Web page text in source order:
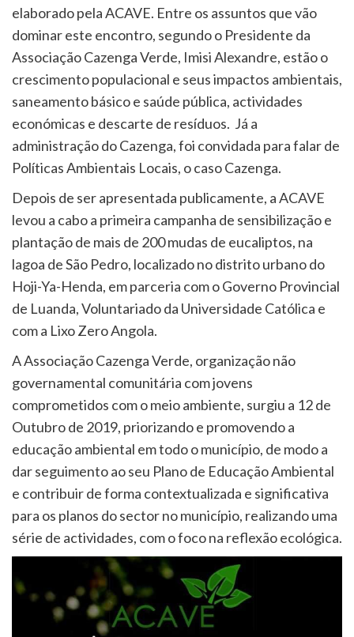
elaborado pela ACAVE. Entre os assuntos que vão
dominar este encontro, segundo o Presidente da
Associação Cazenga Verde, Imisi Alexandre, estão o
crescimento populacional e seus impactos ambientais,
saneamento básico e saúde pública, actividades
económicas e descarte de resíduos. Já a
administração do Cazenga, foi convidada para falar de
Políticas Ambientais Locais, o caso Cazenga.
Depois de ser apresentada publicamente, a ACAVE
levou a cabo a primeira campanha de sensibilização e
plantação de mais de 200 mudas de eucaliptos, na
lagoa de São Pedro, localizado no distrito urbano do
Hoji-Ya-Henda, em parceria com o Governo Provincial
de Luanda, Voluntariado da Universidade Católica e
com a Lixo Zero Angola.
A Associação Cazenga Verde, organização não
governamental comunitária com jovens
comprometidos com o meio ambiente, surgiu a 12 de
Outubro de 2019, priorizando e promovendo a
educação ambiental em todo o município, de modo a
dar seguimento ao seu Plano de Educação Ambiental
e contribuir de forma contextualizada e significativa
para os planos do sector no município, realizando uma
série de actividades, com o foco na reflexão ecológica.